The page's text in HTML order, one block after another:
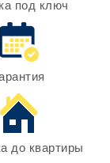
под ключ
до квартиры